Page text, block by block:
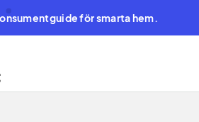
för smarta hem.